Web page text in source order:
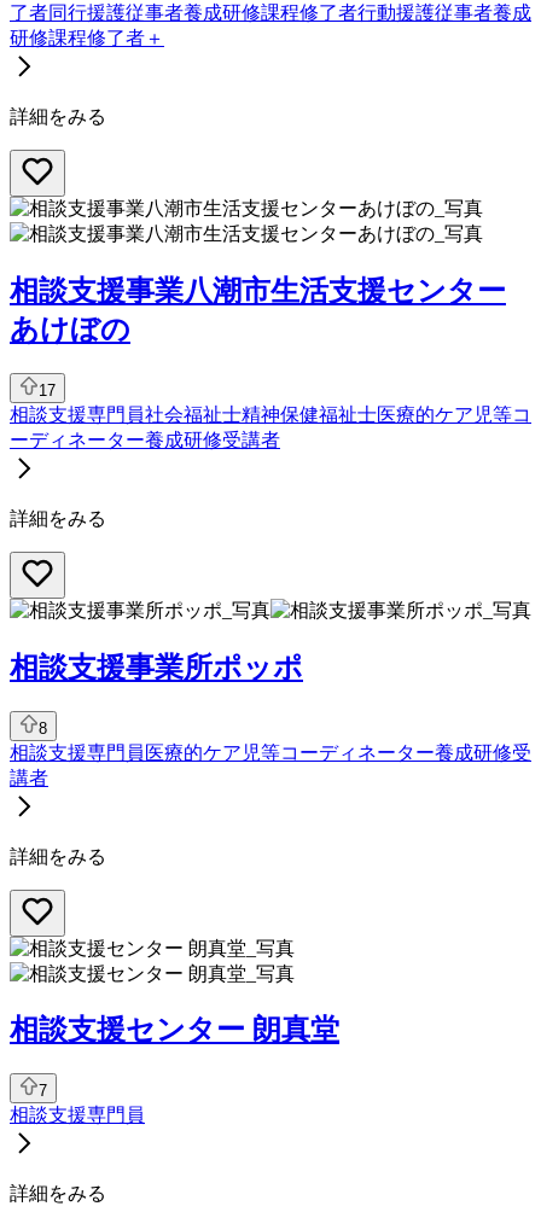
了者同行援護従事者養成研修課程修了者行動援護従事者養成
研修課程修了者＋
詳細をみる
相談支援事業八潮市生活支援センター
あけぼの
17
相談支援専門員社会福祉士精神保健福祉士医療的ケア児等コ
ーディネーター養成研修受講者
詳細をみる
相談支援事業所ポッポ
8
相談支援専門員 医療的ケア児等コーディネーター養成研修受
講者
詳細をみる
相談支援センター 朗真堂
7
相談支援専門員
詳細をみる